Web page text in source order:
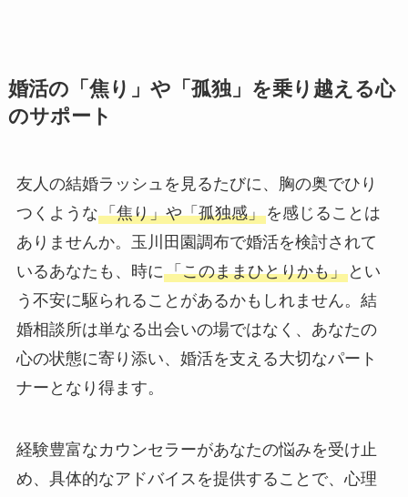
婚活の「焦り」や「孤独」を乗り越える心
のサポート
友人の結婚ラッシュを見るたびに、胸の奥でひり
つくような「焦り」や「孤独感」を感じることは
ありませんか。玉川田園調布で婚活を検討されて
いるあなたも、時に「このままひとりかも」とい
う不安に駆られることがあるかもしれません。結
婚相談所は単なる出会いの場ではなく、あなたの
心の状態に寄り添い、婚活を支える大切なパート
ナーとなり得ます。
経験豊富なカウンセラーがあなたの悩みを受け止
め、具体的なアドバイスを提供することで、心理